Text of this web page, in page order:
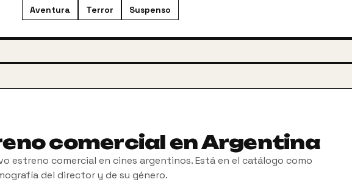
Aventura Terror Suspenso
comercial en Argentina
estreno comercial en cines argentinos. Está en el catálogo como
del director y de su género.